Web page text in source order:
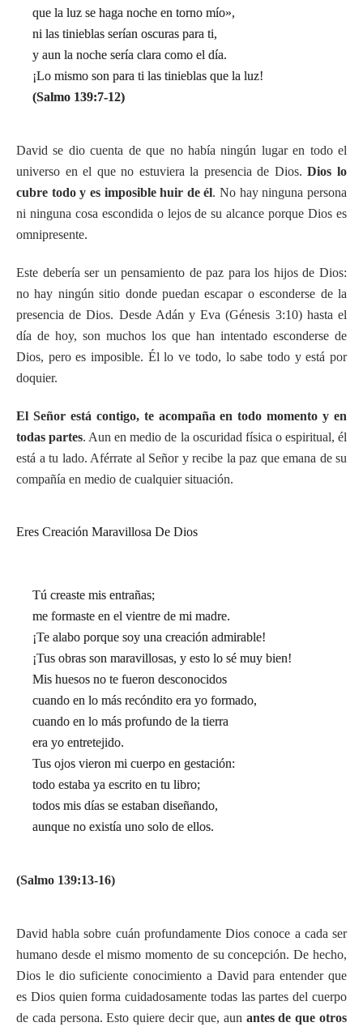
que la luz se haga noche en torno mío»,
ni las tinieblas serían oscuras para ti,
y aun la noche sería clara como el día.
¡Lo mismo son para ti las tinieblas que la luz!
(Salmo 139:7-12)
David se dio cuenta de que no había ningún lugar en todo el
universo en el que no estuviera la presencia de Dios.Dios lo
cubre todo y es imposible huir de él. No hay ninguna persona
ni ninguna cosa escondida o lejos de su alcance porque Dios es
omnipresente.
Este debería ser un pensamiento de paz para los hijos de Dios:
no hay ningún sitio donde puedan escapar o esconderse de la
presencia de Dios. Desde Adán y Eva (Génesis 3:10) hasta el
día de hoy, son muchos los que han intentado esconderse de
Dios, pero es imposible. Él lo ve todo, lo sabe todo y está por
doquier.
El Señor está contigo, te acompaña en todo momento y en
todas partes. Aun en medio de la oscuridad física o espiritual, él
está a tu lado. Aférrate al Señor y recibe la paz que emana de su
compañía en medio de cualquier situación.
Eres Creación Maravillosa De Dios
Tú creaste mis entrañas;
me formaste en el vientre de mi madre.
¡Te alabo porque soy una creación admirable!
¡Tus obras son maravillosas, y esto lo sé muy bien!
Mis huesos no te fueron desconocidos
cuando en lo más recóndito era yo formado,
cuando en lo más profundo de la tierra
era yo entretejido.
Tus ojos vieron mi cuerpo en gestación:
todo estaba ya escrito en tu libro;
todos mis días se estaban diseñando,
aunque no existía uno solo de ellos.
(Salmo 139:13-16)
David habla sobre cuán profundamente Dios conoce a cada ser
humano desde el mismo momento de su concepción. De hecho,
Dios le dio suficiente conocimiento a David para entender que
es Dios quien forma cuidadosamente todas las partes del cuerpo
de cada persona. Esto quiere decir que, aun antes de que otros